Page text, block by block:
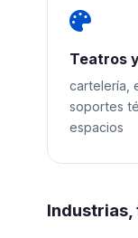
Teatros
cartelería,
soportes
espacios
Industrias,